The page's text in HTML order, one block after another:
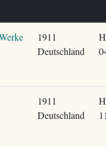
1911
Deutschland
1911
Deutschland